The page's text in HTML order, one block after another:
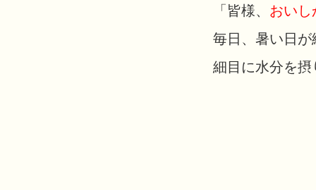
「皆様、 おいし
毎日、暑い日
細目に水分を摂